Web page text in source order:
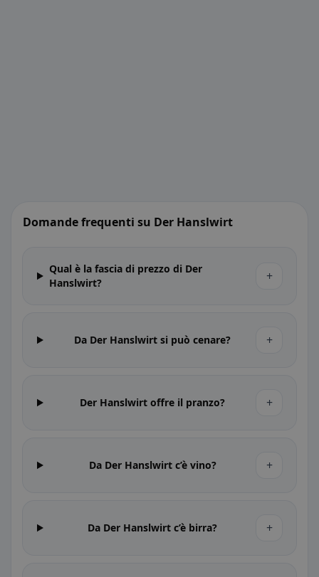
Domande frequenti su Der Hanslwirt
Qual è la fascia di prezzo di Der
Hanslwirt?
+
Da Der Hanslwirt si può cenare? +
Der Hanslwirt offre il pranzo? +
Da Der Hanslwirt c’è vino? +
Da Der Hanslwirt c’è birra? +